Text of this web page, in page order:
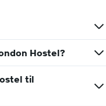
Hostel?
til